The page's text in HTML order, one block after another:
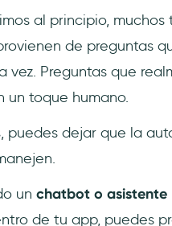
al principio, muchos
de preguntas
vez. Preguntas que
un toque humano.
puedes dejar que la
un chatbot o asistente
de tu app, puedes